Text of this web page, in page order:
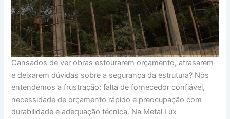
Cansados de ver obras estourarem orçamento, atrasarem
e deixarem dúvidas sobre a segurança da estrutura? Nós
entendemos a frustração: falta de fornecedor confiável,
necessidade de orçamento rápido e preocupação com
durabilidade e adequação técnica. Na Metal Lux